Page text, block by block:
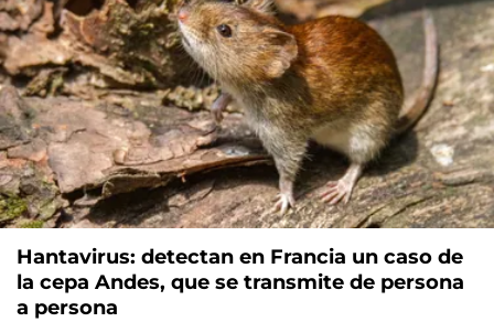
Hantavirus: detectan en Francia un caso de
la cepa Andes, que se transmite de persona
a persona